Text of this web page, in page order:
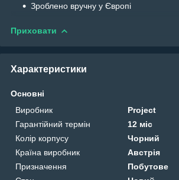
Зроблено вручну у Європі
Приховати
Характеристики
Основні
Виробник
Project
Гарантійний термін
12 міс
Колір корпусу
Чорний
Країна виробник
Австрія
Призначення
Побутове